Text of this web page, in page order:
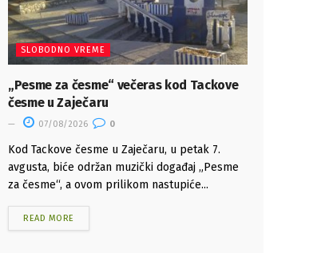
SLOBODNO VREME
„Pesme za česme“ večeras kod Tackove
česme u Zaječaru
07/08/2026 0
Kod Tackove česme u Zaječaru, u petak 7.
avgusta, biće održan muzički događaj „Pesme
za česme“, a ovom prilikom nastupiće...
READ MORE